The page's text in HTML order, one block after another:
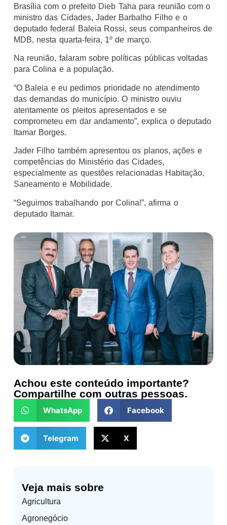
Veja mais sobre
Agricultura
Agronegócio
Brasília com o prefeito Dieb Taha para reunião com o
ministro das Cidades, Jader Barbalho Filho e o
deputado federal Baleia Rossi, seus companheiros de
MDB, nesta quarta-feira, 1º de março.
Na reunião, falaram sobre políticas públicas voltadas
para Colina e a população.
“O Baleia e eu pedimos prioridade no atendimento
das demandas do município. O ministro ouviu
atentamente os pleitos apresentados e se
comprometeu em dar andamento”, explica o deputado
Itamar Borges.
Jader Filho também apresentou os planos, ações e
competências do Ministério das Cidades,
especialmente as questões relacionadas Habitação,
Saneamento e Mobilidade.
“Seguimos trabalhando por Colina!”, afirma o
deputado Itamar.
Achou este conteúdo importante?
Compartilhe com outras pessoas.
WhatsApp Facebook
Telegram X